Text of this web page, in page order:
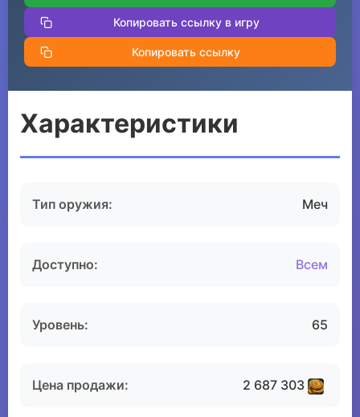
Копировать ссылку в игру
Копировать ссылку
Характеристики
Тип оружия: Меч
Доступно: Всем
Уровень: 65
Цена продажи: 2 687 303